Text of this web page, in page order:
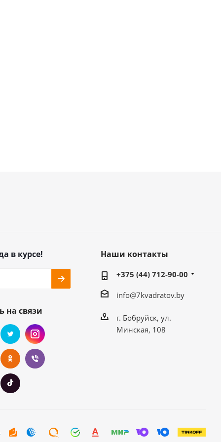
в курсе!
на связи
Наши контакты
+375 (44) 712-90-00
info@7kvadratov.by
г. Бобруйск, ул.
Минская, 108